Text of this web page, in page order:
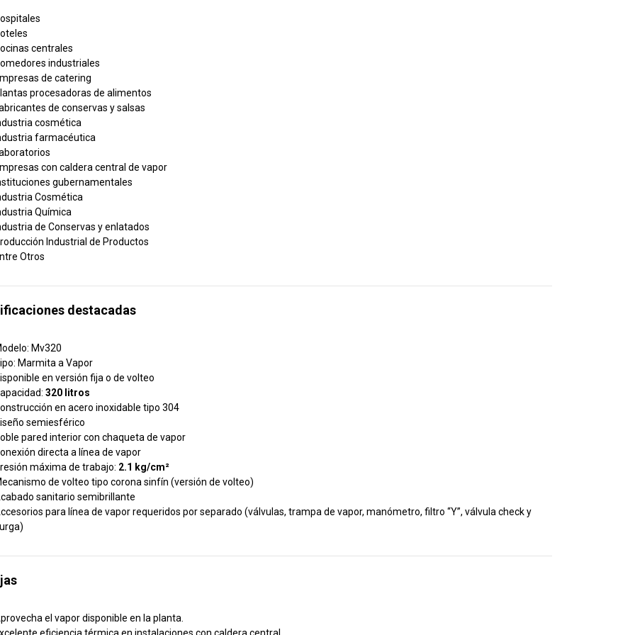
centrales
industriales
de catering
procesadoras de alimentos
de conservas y salsas
cosmética
farmacéutica
con caldera central de vapor
gubernamentales
Cosmética
Química
de Conservas y enlatados
Industrial de Productos
Otros
destacadas
Mv320
Marmita a Vapor
en versión fija o de volteo
320 litros
en acero inoxidable tipo 304
semiesférico
pared interior con chaqueta de vapor
directa a línea de vapor
máxima de trabajo: 2.1 kg/cm²
de volteo tipo corona sinfín (versión de volteo)
sanitario semibrillante
para línea de vapor requeridos por separado (válvulas, trampa de vapor, manómetro, filtro “Y”, válvula check y
el vapor disponible en la planta.